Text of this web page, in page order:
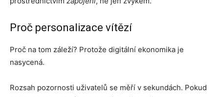
Proč personalizace vítězí
Proč na tom záleží? Protože digitální ekonomika je
nasycená.
Rozsah pozornosti uživatelů se měří v sekundách. Pokud